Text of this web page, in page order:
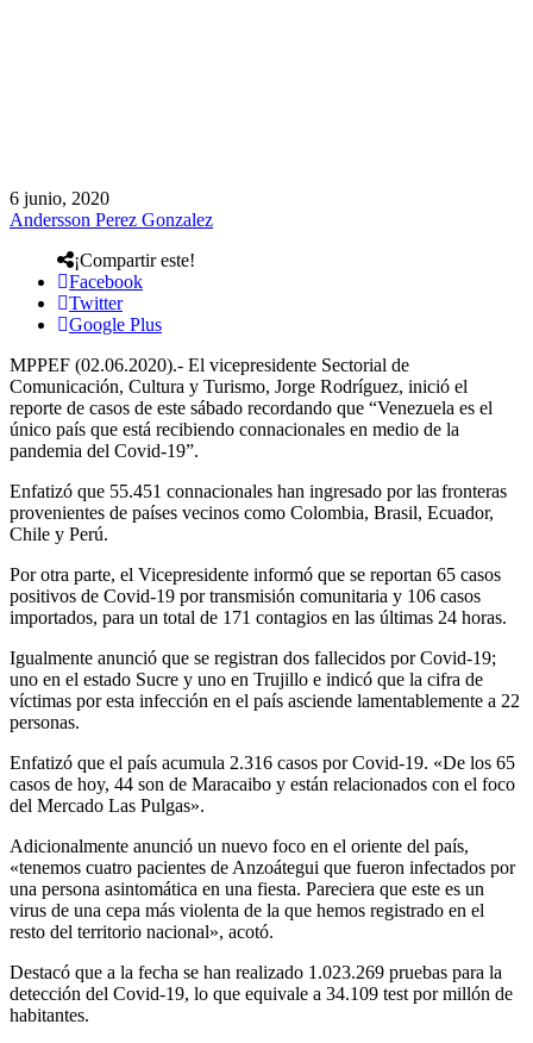
6 junio, 2020
Andersson Perez Gonzalez
¡Compartir este!
Facebook
Twitter
Google Plus
MPPEF (02.06.2020).- El vicepresidente Sectorial de
Comunicación, Cultura y Turismo, Jorge Rodríguez, inició el
reporte de casos de este sábado recordando que “Venezuela es el
único país que está recibiendo connacionales en medio de la
pandemia del Covid-19”.
Enfatizó que 55.451 connacionales han ingresado por las fronteras
provenientes de países vecinos como Colombia, Brasil, Ecuador,
Chile y Perú.
Por otra parte, el Vicepresidente informó que se reportan 65 casos
positivos de Covid-19 por transmisión comunitaria y 106 casos
importados, para un total de 171 contagios en las últimas 24 horas.
Igualmente anunció que se registran dos fallecidos por Covid-19;
uno en el estado Sucre y uno en Trujillo e indicó que la cifra de
víctimas por esta infección en el país asciende lamentablemente a 22
personas.
Enfatizó que el país acumula 2.316 casos por Covid-19. «De los 65
casos de hoy, 44 son de Maracaibo y están relacionados con el foco
del Mercado Las Pulgas».
Adicionalmente anunció un nuevo foco en el oriente del país,
«tenemos cuatro pacientes de Anzoátegui que fueron infectados por
una persona asintomática en una fiesta. Pareciera que este es un
virus de una cepa más violenta de la que hemos registrado en el
resto del territorio nacional», acotó.
Destacó que a la fecha se han realizado 1.023.269 pruebas para la
detección del Covid-19, lo que equivale a 34.109 test por millón de
habitantes.